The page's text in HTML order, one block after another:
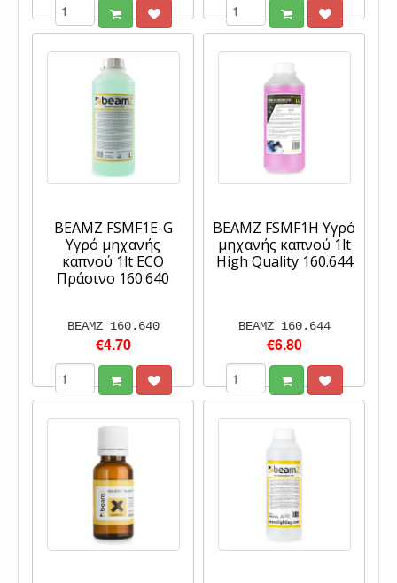
BEAMZ FSMF1E-G
Υγρό μηχανής
καπνού 1lt ECO
Πράσινο 160.640
BEAMZ 160.640
€4.70
BEAMZ FSMF1H Υγρό
μηχανής καπνού 1lt
High Quality 160.644
BEAMZ 160.644
€6.80